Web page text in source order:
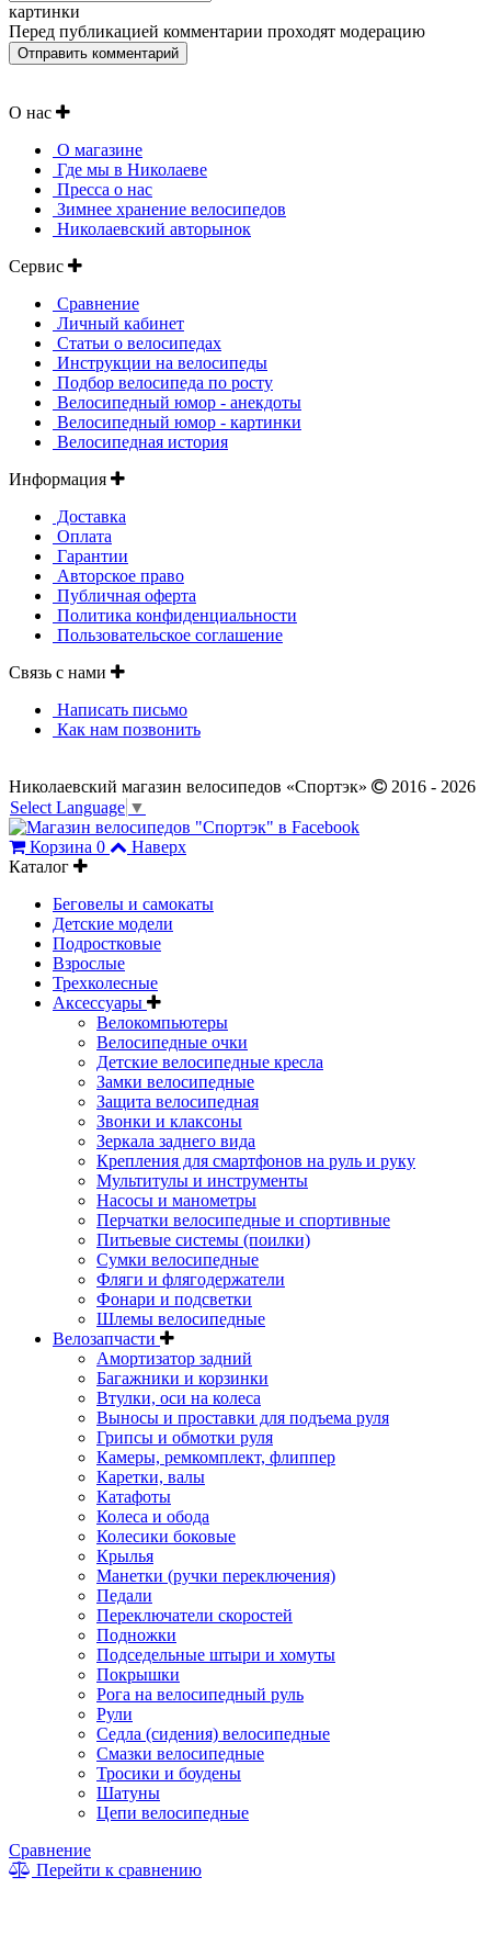
картинки
Перед публикацией комментарии проходят модерацию
О нас
О магазине
Где мы в Николаеве
Пресса о нас
Зимнее хранение велосипедов
Николаевский авторынок
Сервис
Сравнение
Личный кабинет
Статьи о велосипедах
Инструкции на велосипеды
Подбор велосипеда по росту
Велосипедный юмор - анекдоты
Велосипедный юмор - картинки
Велосипедная история
Информация
Доставка
Оплата
Гарантии
Авторское право
Публичная оферта
Политика конфиденциальности
Пользовательское соглашение
Связь с нами
Написать письмо
Как нам позвонить
Николаевский магазин велосипедов «Спортэк»
2016 - 2026
Select Language ▼
Корзина 0
Наверх
Каталог
Беговелы и самокаты
Детские модели
Подростковые
Взрослые
Трехколесные
Аксессуары
Велокомпьютеры
Велосипедные очки
Детские велосипедные кресла
Замки велосипедные
Защита велосипедная
Звонки и клаксоны
Зеркала заднего вида
Крепления для смартфонов на руль и руку
Мультитулы и инструменты
Насосы и манометры
Перчатки велосипедные и спортивные
Питьевые системы (поилки)
Сумки велосипедные
Фляги и флягодержатели
Фонари и подсветки
Шлемы велосипедные
Велозапчасти
Амортизатор задний
Багажники и корзинки
Втулки, оси на колеса
Выносы и проставки для подъема руля
Грипсы и обмотки руля
Камеры, ремкомплект, флиппер
Каретки, валы
Катафоты
Колеса и обода
Колесики боковые
Крылья
Манетки (ручки переключения)
Педали
Переключатели скоростей
Подножки
Подседельные штыри и хомуты
Покрышки
Рога на велосипедный руль
Рули
Седла (сидения) велосипедные
Смазки велосипедные
Тросики и боудены
Шатуны
Цепи велосипедные
Сравнение
Перейти к сравнению